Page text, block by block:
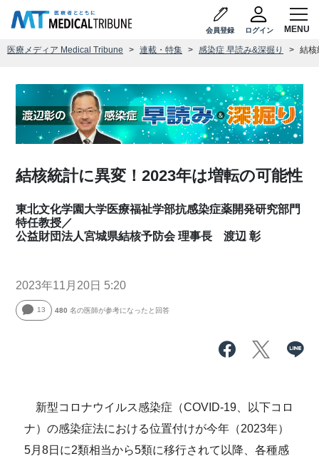
会員登録 ログイン
医療メディア Medical Tribune 連載・特集 感染症 早読み&深掘り 結核
結核統計に異変！2023年は増転の可能性
東北文化学園大学医療福祉学部抗感染症薬開発研究部門
特任教授／
公益財団法人宮城県結核予防会 理事長 渡辺 彰
2023年11月20日 5:20
13 480 名の医師が参考になったと回答
新型コロナウイルス感染症（COVID-19、以下コロ
ナ）の感染症法における位置付けが今年（2023年）
5月8日に2類相当から5類に移行されて以降、各種感